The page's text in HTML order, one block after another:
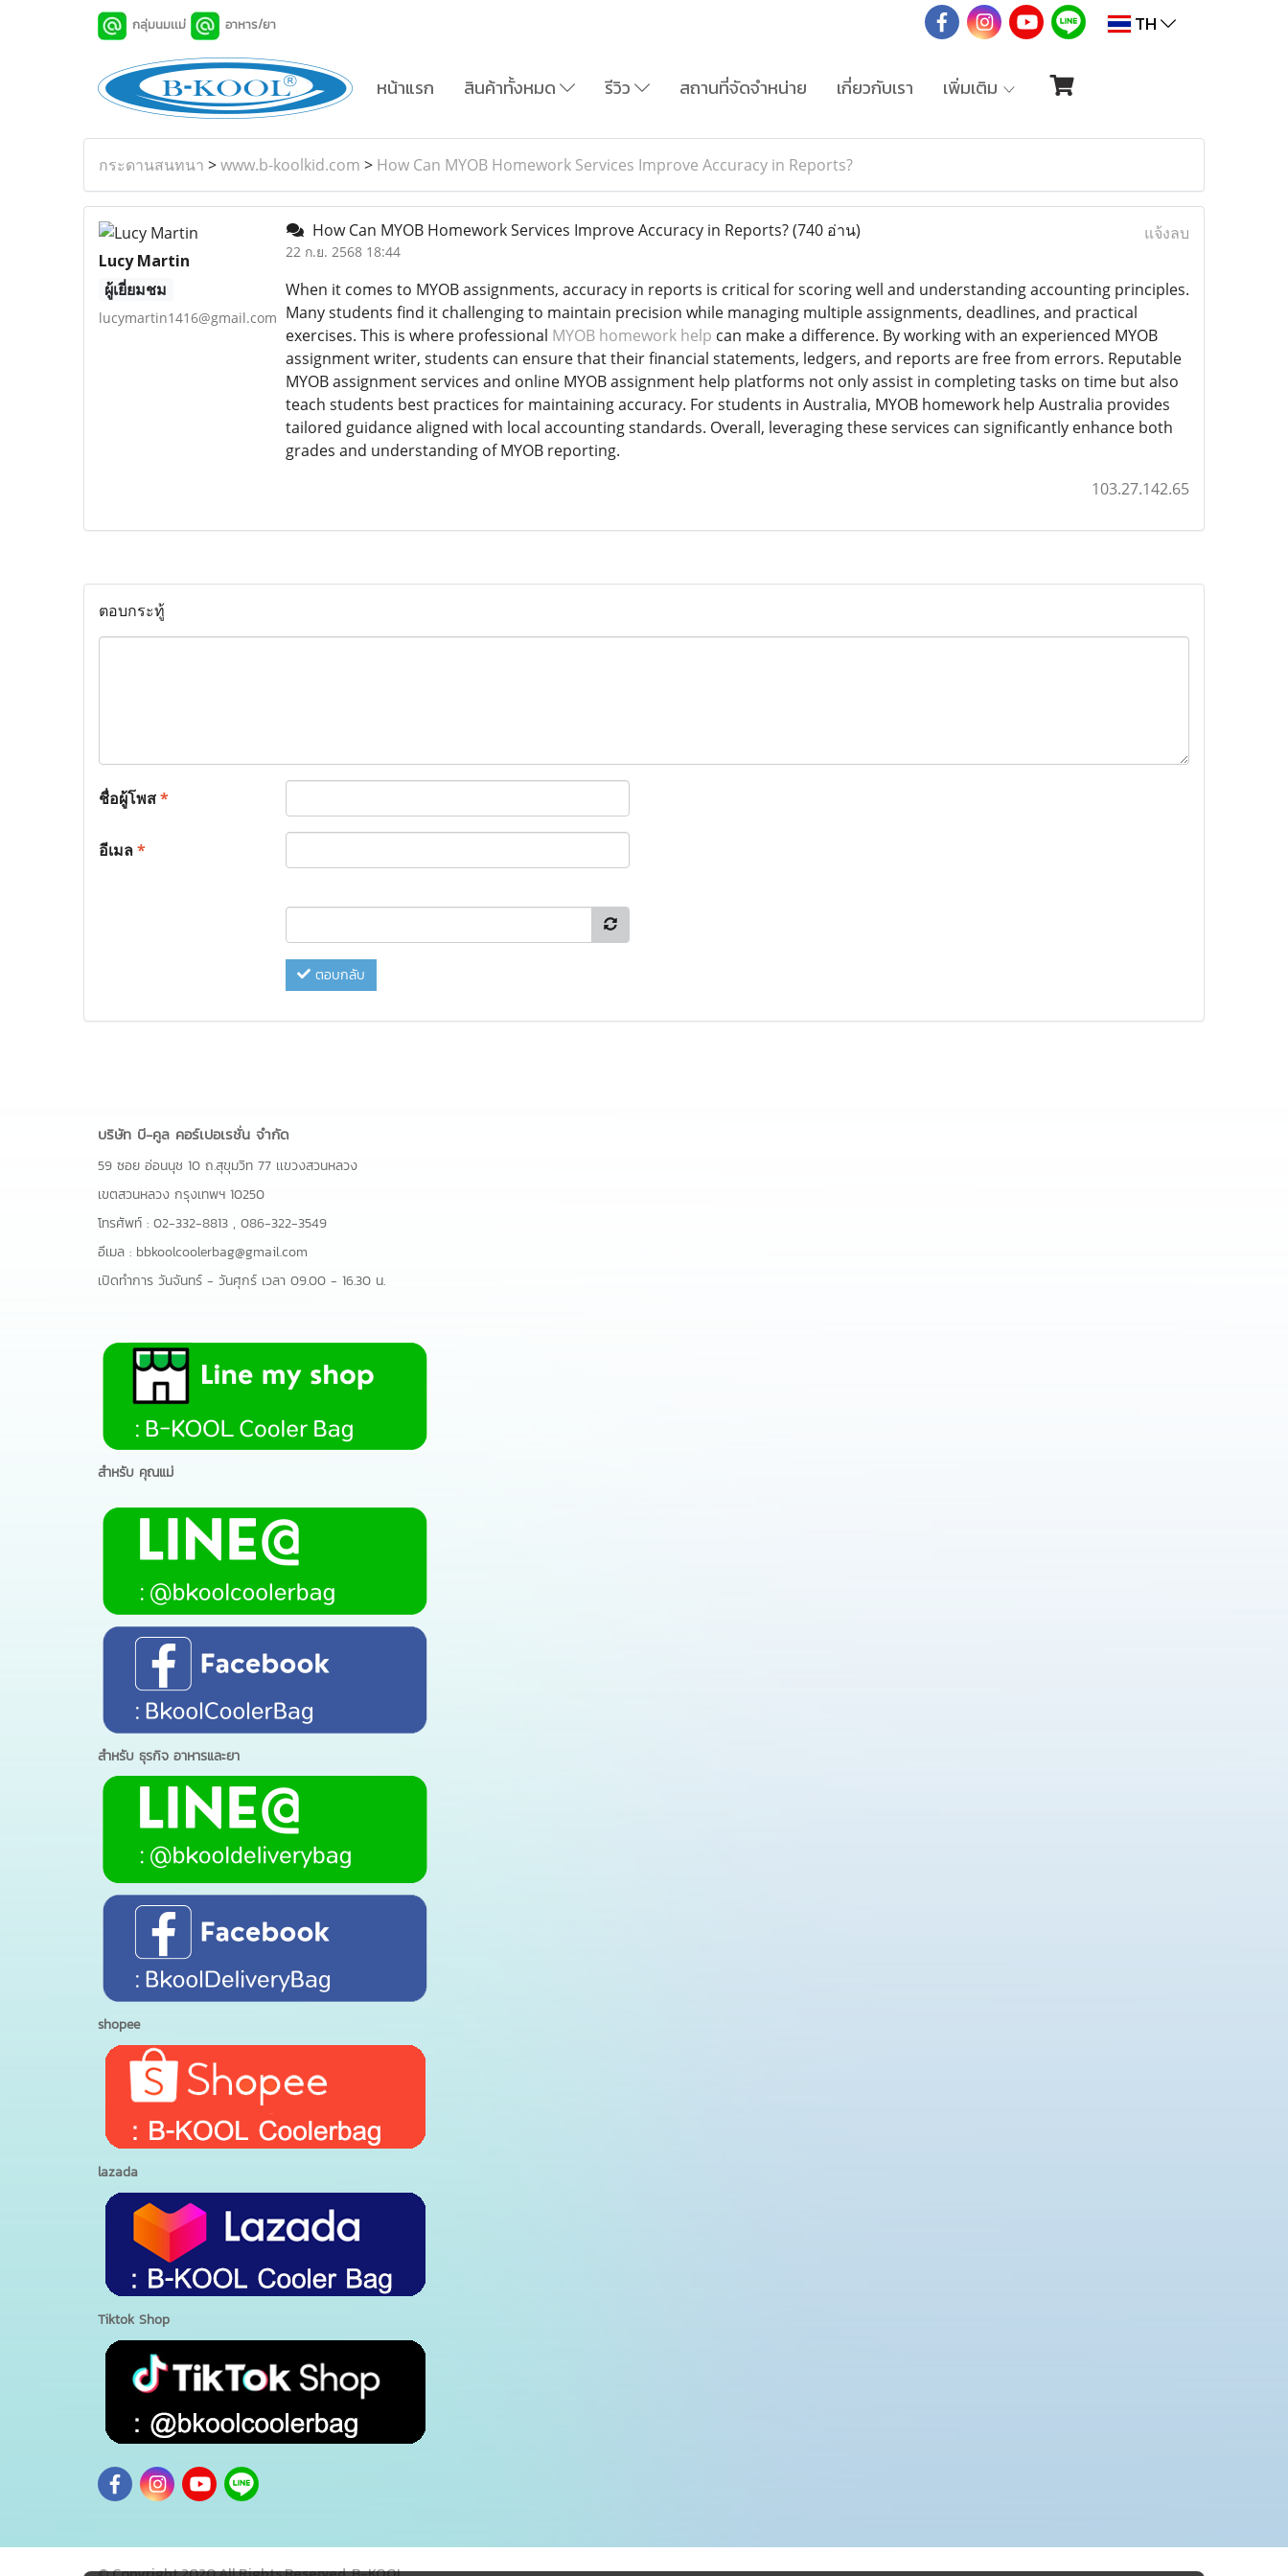
กลุ่มนมเเม่ อาหาร/ยา TH
หน้าแรก สินค้าทั้งหมด รีวิว สถานที่จัดจำหน่าย เกี่ยวกับเรา เพิ่มเติม
กระดานสนทนา >www.b-koolkid.com > How Can MYOB Homework Services Improve Accuracy in Reports?
Lucy Martin
ผู้เยี่ยมชม
lucymartin1416@gmail.com
How Can MYOB Homework Services Improve Accuracy in Reports?(740 อ่าน)
22 ก.ย. 2568 18:44
แจ้งลบ
When it comes to MYOB assignments, accuracy in reports is critical for scoring well and understanding accounting principles.
Many students find it challenging to maintain precision while managing multiple assignments, deadlines, and practical
exercises. This is where professional MYOB homework help can make a difference. By working with an experienced MYOB
assignment writer, students can ensure that their financial statements, ledgers, and reports are free from errors. Reputable
MYOB assignment services and online MYOB assignment help platforms not only assist in completing tasks on time but also
teach students best practices for maintaining accuracy. For students in Australia, MYOB homework help Australia provides
tailored guidance aligned with local accounting standards. Overall, leveraging these services can significantly enhance both
grades and understanding of MYOB reporting.
103.27.142.65
ตอบกระทู้
ชื่อผู้โพส*
อีเมล*
ตอบกลับ
บริษัท บี-คูล คอร์เปอเรชั่น จำกัด
59 ซอย อ่อนนุช 10 ถ.สุขุมวิท 77 เเขวงสวนหลวง
เขตสวนหลวง กรุงเทพฯ 10250
โทรศัพท์ : 02-332-8813 , 086-322-3549
อีเมล : bbkoolcoolerbag@gmail.com
เปิดทำการ วันจันทร์ - วันศุกร์ เวลา 09.00 - 16.30 น.
สำหรับ คุณแม่
สำหรับ ธุรกิจ อาหารและยา
shopee
lazada
Tiktok Shop